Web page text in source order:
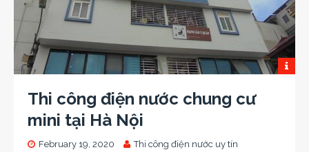
Thi công điện nước chung cư
mini tại Hà Nội
February 19, 2020 Thi công điện nước uy tín